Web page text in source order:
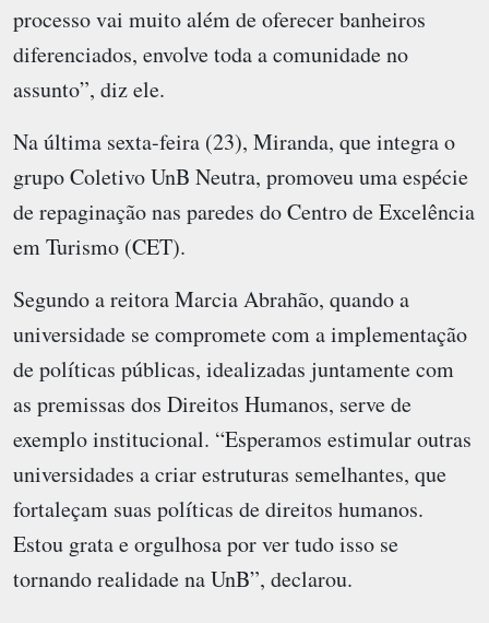
processo vai muito além de oferecer banheiros
diferenciados, envolve toda a comunidade no
assunto”, diz ele.
Na última sexta-feira (23), Miranda, que integra o
grupo Coletivo UnB Neutra, promoveu uma espécie
de repaginação nas paredes do Centro de Excelência
em Turismo (CET).
Segundo a reitora Marcia Abrahão, quando a
universidade se compromete com a implementação
de políticas públicas, idealizadas juntamente com
as premissas dos Direitos Humanos, serve de
exemplo institucional. “Esperamos estimular outras
universidades a criar estruturas semelhantes, que
fortaleçam suas políticas de direitos humanos.
Estou grata e orgulhosa por ver tudo isso se
tornando realidade na UnB”, declarou.